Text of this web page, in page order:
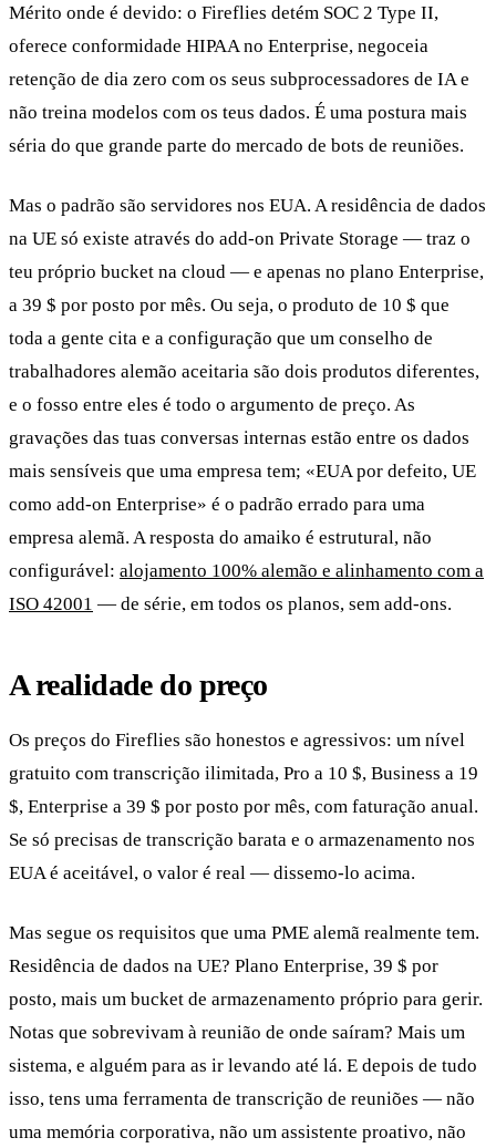
Mérito onde é devido: o Fireflies detém SOC 2 Type II,
oferece conformidade HIPAA no Enterprise, negoceia
retenção de dia zero com os seus subprocessadores de IA e
não treina modelos com os teus dados. É uma postura mais
séria do que grande parte do mercado de bots de reuniões.
Mas o padrão são servidores nos EUA. A residência de dados
na UE só existe através do add-on Private Storage — traz o
teu próprio bucket na cloud — e apenas no plano Enterprise,
a 39 $ por posto por mês. Ou seja, o produto de 10 $ que
toda a gente cita e a configuração que um conselho de
trabalhadores alemão aceitaria são dois produtos diferentes,
e o fosso entre eles é todo o argumento de preço. As
gravações das tuas conversas internas estão entre os dados
mais sensíveis que uma empresa tem; «EUA por defeito, UE
como add-on Enterprise» é o padrão errado para uma
empresa alemã. A resposta do amaiko é estrutural, não
configurável: alojamento 100% alemão e alinhamento com a
ISO 42001 — de série, em todos os planos, sem add-ons.
A realidade do preço
Os preços do Fireflies são honestos e agressivos: um nível
gratuito com transcrição ilimitada, Pro a 10 $, Business a 19
$, Enterprise a 39 $ por posto por mês, com faturação anual.
Se só precisas de transcrição barata e o armazenamento nos
EUA é aceitável, o valor é real — dissemo-lo acima.
Mas segue os requisitos que uma PME alemã realmente tem.
Residência de dados na UE? Plano Enterprise, 39 $ por
posto, mais um bucket de armazenamento próprio para gerir.
Notas que sobrevivam à reunião de onde saíram? Mais um
sistema, e alguém para as ir levando até lá. E depois de tudo
isso, tens uma ferramenta de transcrição de reuniões — não
uma memória corporativa, não um assistente proativo, não